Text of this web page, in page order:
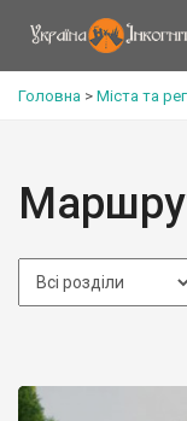
Головна > Міста та